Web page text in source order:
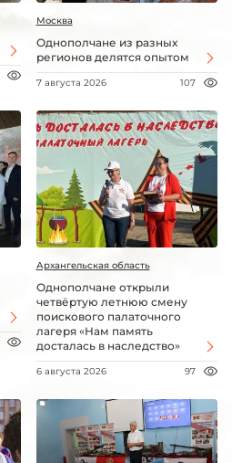
Москва
Однополчане из разных
регионов делятся опытом
7 августа 2026 107
Архангельская область
Однополчане открыли
четвёртую летнюю смену
поискового палаточного
лагеря «Нам память
досталась в наследство»
6 августа 2026 97